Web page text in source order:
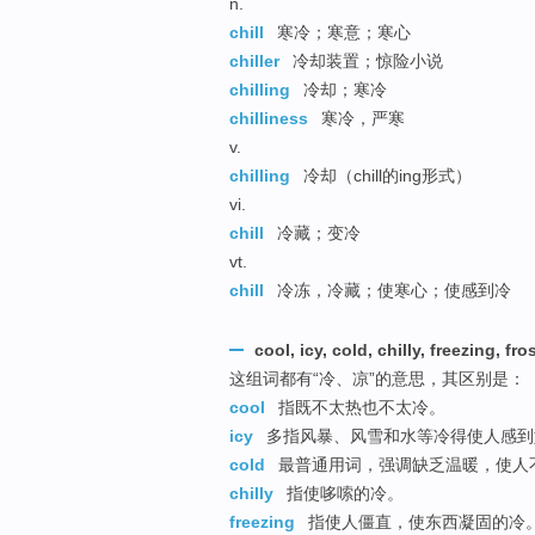
chill
寒冷；寒意；寒心
chiller
冷却装置；惊险小说
chilling
冷却；寒冷
chilliness
寒冷，严寒
v.
chilling
冷却（chill的ing形式）
vi.
chill
冷藏；变冷
vt.
chill
冷冻，冷藏；使寒心；使感到冷
cool, icy, cold, chilly, freezing,
这组词都有“冷、凉”的意思，其区别是：
cool
指既不太热也不太冷。
icy
多指风暴、风雪和水等冷得使人感到
cold
最普通用词，强调缺乏温暖，使人
chilly
指使哆嗦的冷。
freezing
指使人僵直，使东西凝固的冷。